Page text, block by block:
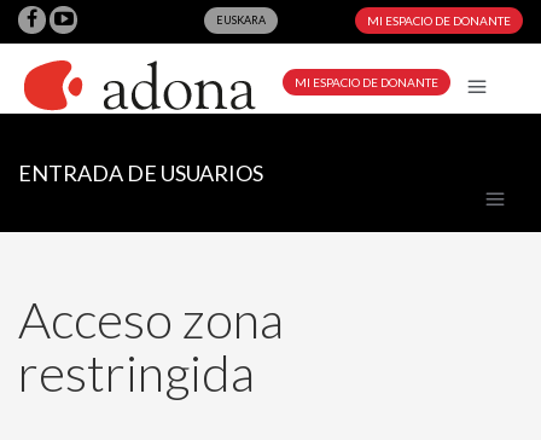
EUSKARA MI ESPACIO DE DONANTE
MI ESPACIO DE DONANTE
ENTRADA DE USUARIOS
Acceso zona
restringida